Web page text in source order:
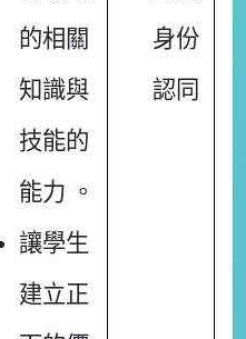
的相關
知識與
技能的
能力 。
讓學生
建立正
身份
認同